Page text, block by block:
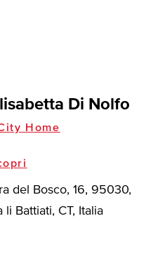
Di Nolfo
Home
del Bosco, 16, 95030,
li Battiati, CT, Italia